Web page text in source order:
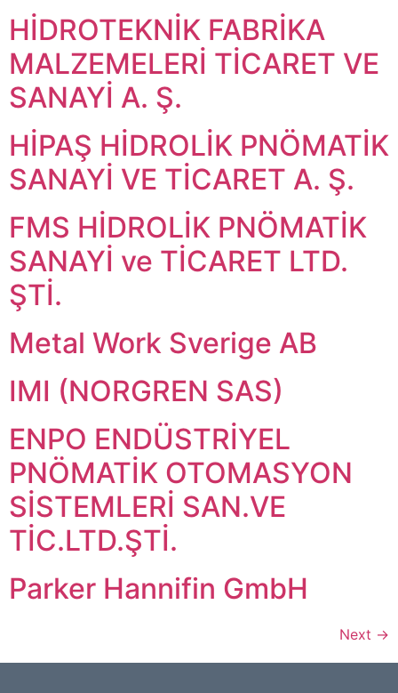
HİDROTEKNİK FABRİKA
MALZEMELERİ TİCARET VE
SANAYİ A. Ş.
HİPAŞ HİDROLİK PNÖMATİK
SANAYİ VE TİCARET A. Ş.
FMS HİDROLİK PNÖMATİK
SANAYİ ve TİCARET LTD.
ŞTİ.
Metal Work Sverige AB
IMI (NORGREN SAS)
ENPO ENDÜSTRİYEL
PNÖMATİK OTOMASYON
SİSTEMLERİ SAN.VE
TİC.LTD.ŞTİ.
Parker Hannifin GmbH
Next →